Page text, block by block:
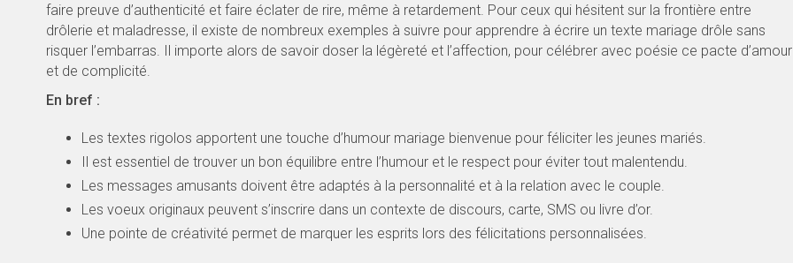
faire preuve d’authenticité et faire éclater de rire, même à retardement. Pour ceux qui hésitent sur la frontière entre
drôlerie et maladresse, il existe de nombreux exemples à suivre pour apprendre à écrire un texte mariage drôle sans
risquer l’embarras. Il importe alors de savoir doser la légèreté et l’affection, pour célébrer avec poésie ce pacte d’amour
et de complicité.
En bref :
Les textes rigolos apportent une touche d’humour mariage bienvenue pour féliciter les jeunes mariés.
Il est essentiel de trouver un bon équilibre entre l’humour et le respect pour éviter tout malentendu.
Les messages amusants doivent être adaptés à la personnalité et à la relation avec le couple.
Les voeux originaux peuvent s’inscrire dans un contexte de discours, carte, SMS ou livre d’or.
Une pointe de créativité permet de marquer les esprits lors des félicitations personnalisées.